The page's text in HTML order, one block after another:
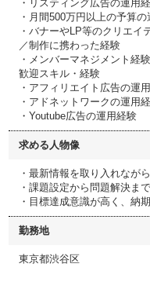
・リスティング広告の運用
・月間500万円以上の予算
・バナーやLP等のクリエイ
／制作に携わった経験
・メンバーマネジメント経験
歓迎スキル・経験
・アフィリエイト広告の運
・アドネットワークの運用
・Youtube広告の運用経験
求める人物像
・最新情報を取り入れなが
・課題設定から問題解決ま
・目標達成意識が高く、納
勤務地
東京都渋谷区